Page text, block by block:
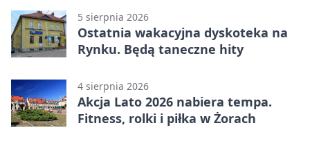
5 sierpnia 2026
Ostatnia wakacyjna dyskoteka na
Rynku. Będą taneczne hity
4 sierpnia 2026
Akcja Lato 2026 nabiera tempa.
Fitness, rolki i piłka w Żorach